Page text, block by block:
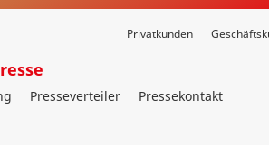
Privatkunden
Presseverteiler Pressekontakt